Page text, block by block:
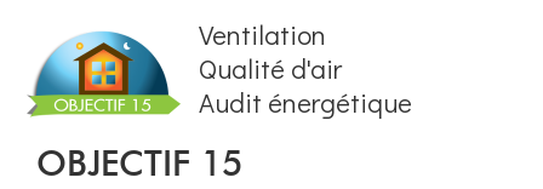
Ventilation
Qualité d'air
Audit énergétique
OBJECTIF 15